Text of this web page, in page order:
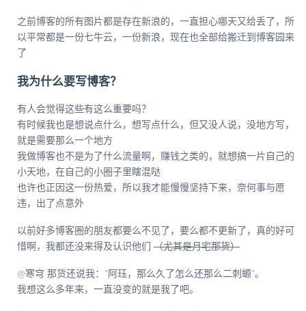
之前博客的所有图片都是存在新浪的，一直担心哪天又给丢了，所
以平常都是一份七牛云，一份新浪，现在也全部给搬迁到博客园来
了
我为什么要写博客？
有人会觉得这些有这么重要吗？
有时候我也是想说点什么，想写点什么，但又没人说，没地方写，
就是需要那么一个地方
我做博客也不是为了什么流量啊，赚钱之类的，就想搞一片自己的
小天地，在自己的小圈子里瞎混哒
也许也正因这一份热爱，所以我才能慢慢坚持下来，奈何事与愿
违，出了点意外
以前好多博客圈的朋友都要么不见了，要么都不更新了，真的好可
惜啊，我都还没来得及认识他们 （尤其是月宅那货）
@寒穹 那货还说我：“阿珏，那么久了怎么还那么二刺螈”。
我想这么多年来，一直没变的就是我了吧。